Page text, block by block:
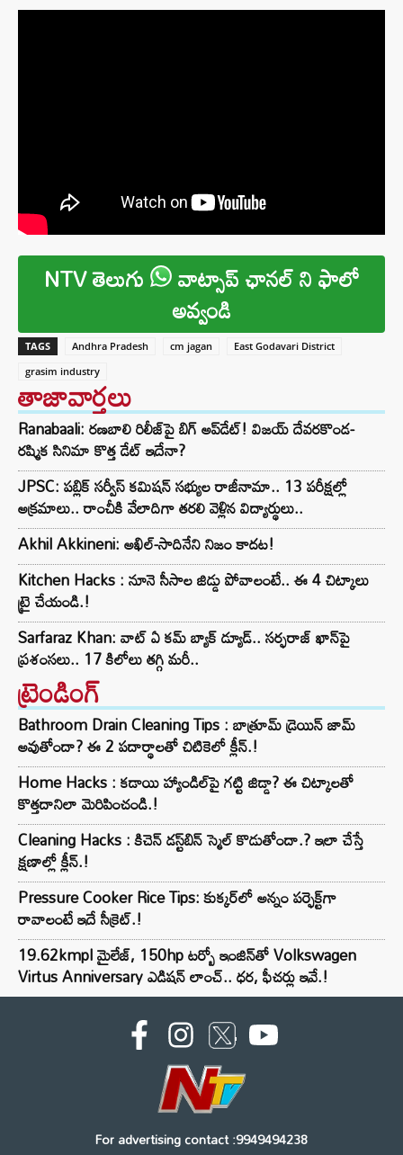
NTV తెలుగు వాట్సాప్ ఛానల్ ని ఫాలో
అవ్వండి
TAGS Andhra Pradesh cm jagan
East Godavari District
grasim industry
తాజావార్తలు
Ranabaali: రణబాలి రిలీజ్‌పై బిగ్ అప్‌డేట్! విజయ్ దేవరకొండ-
రష్మిక సినిమా కొత్త డేట్ ఇదేనా?
JPSC: పబ్లిక్ సర్వీస్ కమిషన్ సభ్యుల రాజీనామా.. 13 పరీక్షల్లో
అక్రమాలు.. రాంచీకి వేలాదిగా తరలి వెళ్లిన విద్యార్థులు..
Akhil Akkineni: అఖిల్-సాదినేని నిజం కాదట!
Kitchen Hacks : నూనె సీసాల జిడ్డు పోవాలంటే.. ఈ 4 చిట్కాలు
ట్రై చేయండి.!
Sarfaraz Khan: వాట్ ఏ కమ్ బ్యాక్ డ్యూడ్.. సర్ఫరాజ్ ఖాన్‌పై
ప్రశంసలు.. 17 కిలోలు తగ్గి మరీ..
ట్రెండింగ్‌
Bathroom Drain Cleaning Tips : బాత్రూమ్ డ్రెయిన్ జామ్
అవుతోందా? ఈ 2 పదార్థాలతో చిటికెలో క్లీన్.!
Home Hacks : కడాయి హ్యాండిల్‌పై గట్టి జిడ్డా? ఈ చిట్కాలతో
కొత్తదానిలా మెరిపించండి.!
Cleaning Hacks : కిచెన్ డస్ట్‌బిన్ స్మెల్ కొడుతోందా.? ఇలా చేస్తే
క్షణాల్లో క్లీన్.!
Pressure Cooker Rice Tips: కుక్కర్‌లో అన్నం పర్ఫెక్ట్‌గా
రావాలంటే ఇదే సీక్రెట్.!
19.62kmpl మైలేజ్, 150hp టర్బో ఇంజిన్‌తో Volkswagen
Virtus Anniversary ఎడిషన్ లాంచ్.. ధర, ఫీచర్లు ఇవే.!
For advertising contact :9949494238